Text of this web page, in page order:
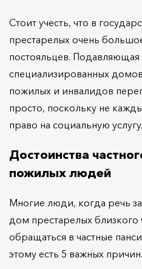
Стоит учесть, что в
престарелых очень
постояльцев. Подавляющая
специализированных
пожилых и инвалидов
просто, поскольку не
право на социальную услугу.
Достоинства
пожилых людей
Многие люди, когда речь
дом престарелых
обращаться в частные
этому есть 5 важных причин.